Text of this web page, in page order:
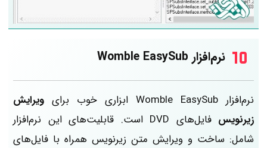
نرم‌افزار Womble EasySub
نرم‌افزار Womble EasySub ابزاری خوب برای
ویرایش
زیرنویس
فایل‌های DVD است. قابلیت‌های این نرم‌افزار
شامل: ساخت و ویرایش متن زیرنویس همراه با فایل‌های